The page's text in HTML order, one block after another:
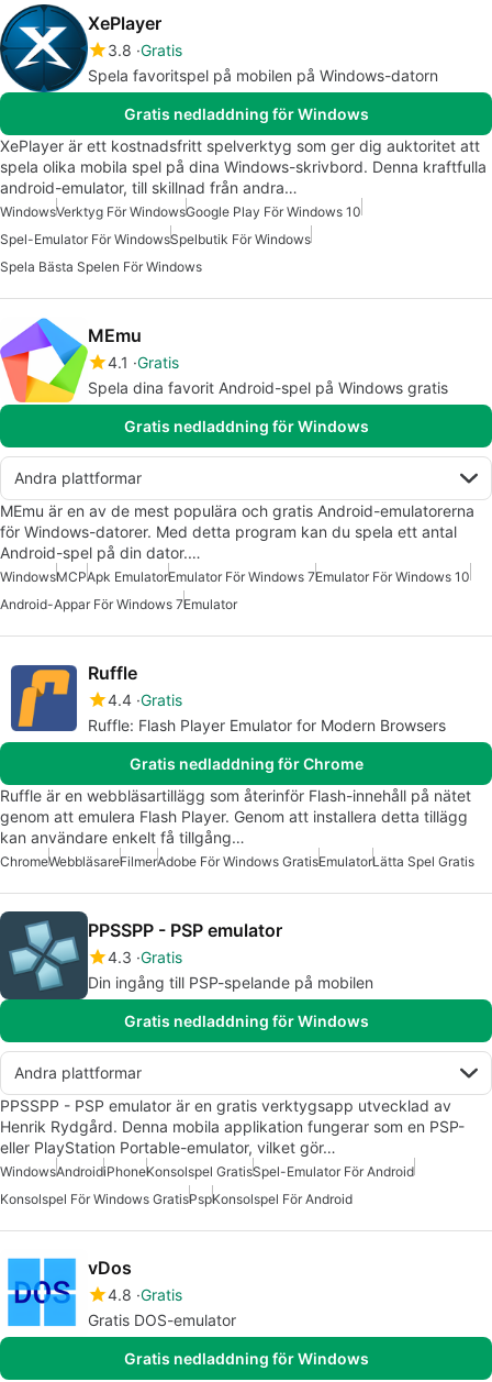
XePlayer
3.8 Gratis
Spela favoritspel på mobilen på Windows-datorn
Gratis nedladdning för Windows
XePlayer är ett kostnadsfritt spelverktyg som ger dig auktoritet att
spela olika mobila spel på dina Windows-skrivbord. Denna kraftfulla
android-emulator, till skillnad från andra…
WindowsVerktyg För WindowsGoogle Play För Windows 10
Spel-Emulator För WindowsSpelbutik För Windows
Spela Bästa Spelen För Windows
MEmu
4.1 Gratis
Spela dina favorit Android-spel på Windows gratis
Gratis nedladdning för Windows
Andra plattformar
MEmu är en av de mest populära och gratis Android-emulatorerna
för Windows-datorer. Med detta program kan du spela ett antal
Android-spel på din dator.…
WindowsMCPApk EmulatorEmulator För Windows 7Emulator För Windows 10
Android-Appar För Windows 7Emulator
Ruffle
4.4 Gratis
Ruffle: Flash Player Emulator for Modern Browsers
Gratis nedladdning för Chrome
Ruffle är en webbläsartillägg som återinför Flash-innehåll på nätet
genom att emulera Flash Player. Genom att installera detta tillägg
kan användare enkelt få tillgång…
ChromeWebbläsareFilmerAdobe För Windows GratisEmulatorLätta Spel Gratis
PPSSPP - PSP emulator
4.3 Gratis
Din ingång till PSP-spelande på mobilen
Gratis nedladdning för Windows
Andra plattformar
PPSSPP - PSP emulator är en gratis verktygsapp utvecklad av
Henrik Rydgård. Denna mobila applikation fungerar som en PSP-
eller PlayStation Portable-emulator, vilket gör…
WindowsAndroidiPhoneKonsolspel GratisSpel-Emulator För Android
Konsolspel För Windows GratisPspKonsolspel För Android
vDos
4.8 Gratis
Gratis DOS-emulator
Gratis nedladdning för Windows